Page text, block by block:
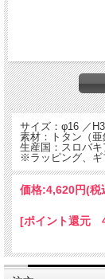
サイズ：φ16 ／
素材：トタン（亜
生産国：スロバキ
※ラッピング、ギ
価格:4,620円(税
[ポイント還元